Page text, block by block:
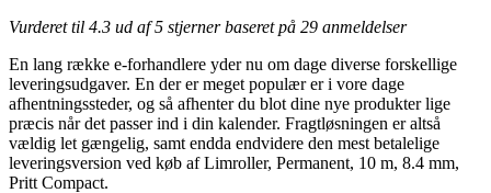
Vurderet til 4.3 ud af 5 stjerner baseret på 29 anmeldelser
En lang række e-forhandlere yder nu om dage diverse forskellige
leveringsudgaver. En der er meget populær er i vore dage
afhentningssteder, og så afhenter du blot dine nye produkter lige
præcis når det passer ind i din kalender. Fragtløsningen er altså
vældig let gængelig, samt endda endvidere den mest betalelige
leveringsversion ved køb af Limroller, Permanent, 10 m, 8.4 mm,
Pritt Compact.